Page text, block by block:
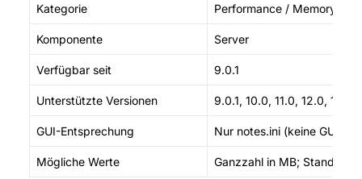
Kategorie Performance / Memory
Komponente Server
Verfügbar seit 9.0.1
Unterstützte Versionen 9.0.1, 10.0, 11.0, 12.0, 14.0,
GUI-Entsprechung Nur notes.ini (keine GUI)
Mögliche Werte Ganzzahl in MB; Standard